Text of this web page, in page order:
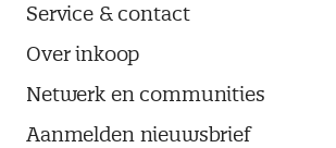
Service & contact
Over inkoop
Netwerk en communities
Aanmelden nieuwsbrief